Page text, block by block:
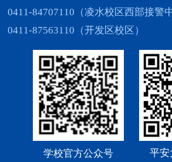
0411-84707110（凌水校区西部接警中
0411-87563110（开发区校区）
学校官方公众号 平安